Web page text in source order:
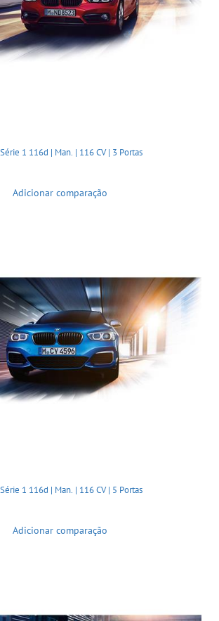
1 116d | Man. | 116 CV | 3 Portas
Adicionar comparação
1 116d | Man. | 116 CV | 5 Portas
Adicionar comparação